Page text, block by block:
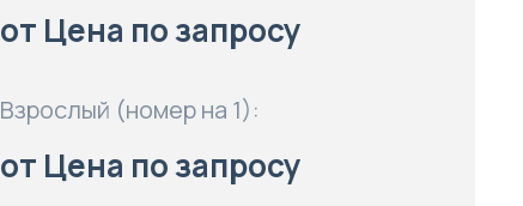
от Цена по запросу
Взрослый (номер на 1):
от Цена по запросу